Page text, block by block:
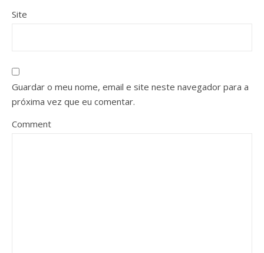
Site
Guardar o meu nome, email e site neste navegador para a
próxima vez que eu comentar.
Comment